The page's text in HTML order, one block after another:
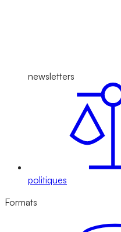
newsletters
politiques
Formats